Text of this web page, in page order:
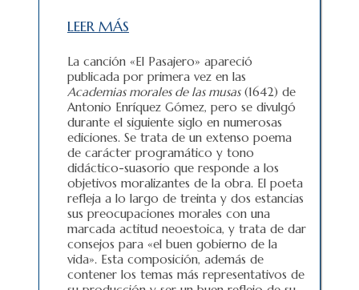
LEER MÁS
La canción «El Pasajero» apareció
publicada por primera vez en las
Academias morales de las musas(1642) de
Antonio Enríquez Gómez, pero se divulgó
durante el siguiente siglo en numerosas
ediciones. Se trata de un extenso poema
de carácter programático y tono
didáctico-suasorio que responde a los
objetivos moralizantes de la obra. El poeta
refleja a lo largo de treinta y dos estancias
sus preocupaciones morales con una
marcada actitud neoestoica, y trata de dar
consejos para «el buen gobierno de la
vida». Esta composición, además de
contener los temas más representativos de